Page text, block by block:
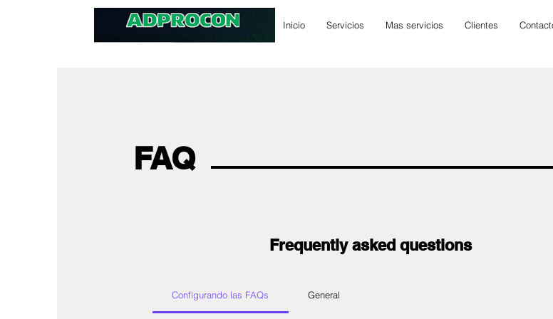
Inicio Servicios Mas servicios Clientes
FAQ
Frequently asked questions
Configurando las FAQs General